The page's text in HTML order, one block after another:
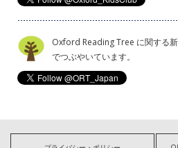
Oxford Reading Tree に関する
でつぶやいています。